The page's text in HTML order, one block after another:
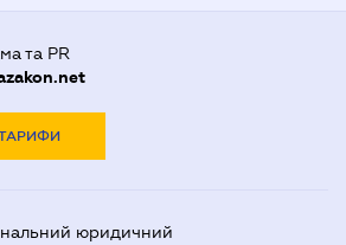
та PR
юридичний